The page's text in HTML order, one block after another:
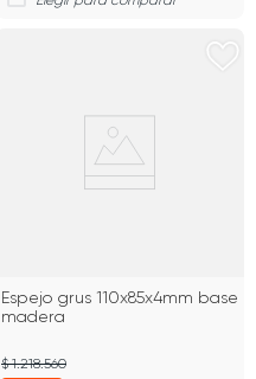
Espejo grus 110x85x4mm base
madera
$ 1.218.560